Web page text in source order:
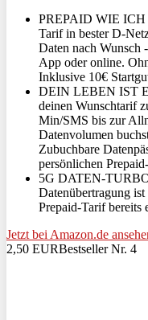
PREPAID WIE ICH
Tarif in bester D-
Daten nach Wunsch
App oder online.
Inklusive 10€
DEIN LEBEN IST
deinen Wunschtarif
Min/SMS bis zur
Datenvolumen
Zubuchbare
persönlichen
5G DATEN-
Datenübertragung
Prepaid-Tarif bereits
Jetzt bei Amazon.de
2,50 EURBestseller Nr. 4